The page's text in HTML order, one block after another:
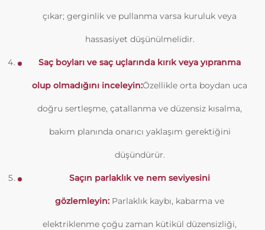
çıkar; gerginlik ve pullanma varsa kuruluk veya
hassasiyet düşünülmelidir.
Saç boyları ve saç uçlarında kırık veya yıpranma
olup olmadığını inceleyin:Özellikle orta boydan uca
doğru sertleşme, çatallanma ve düzensiz kısalma,
bakım planında onarıcı yaklaşım gerektiğini
düşündürür.
Saçın parlaklık ve nem seviyesini
gözlemleyin: Parlaklık kaybı, kabarma ve
elektriklenme çoğu zaman kütikül düzensizliği,